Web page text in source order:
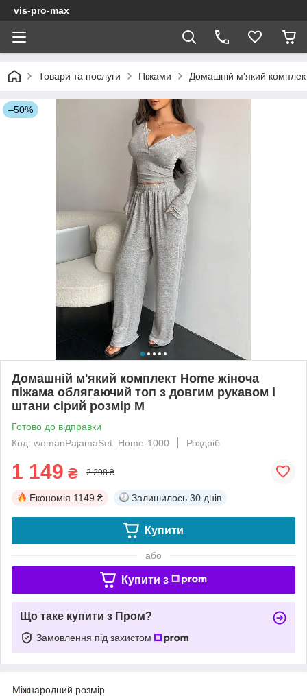
vis-pro-max
Товари та послуги Піжами Домашній м'який
–50%
Домашній м'який комплект Home жіноча
піжама облягаючий топ з довгим рукавом і
штани сірий розмір M
Готово до відправки
Код: womanPajamaSet_Home-1000
Роздріб
1 149 ₴ 2 298 ₴
Економія 1149 ₴ Залишилось 30 днів
Купити
або
Купити з
Що таке купити з Пром?
Замовлення під захистом
Міжнародний розмір